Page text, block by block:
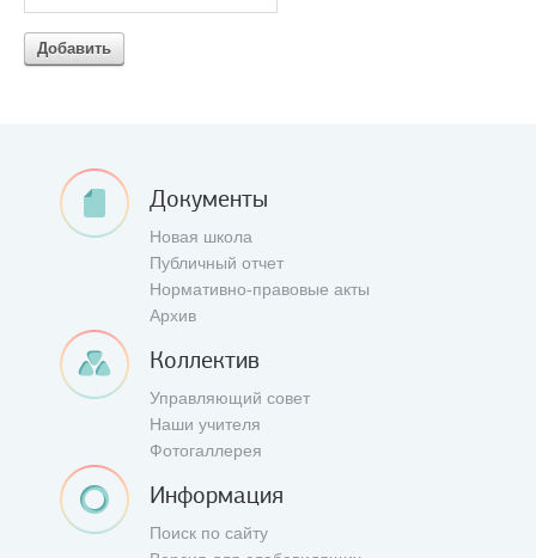
Добавить
Документы
Новая школа
Публичный отчет
Нормативно-правовые акты
Архив
Коллектив
Управляющий совет
Наши учителя
Фотогаллерея
Информация
Поиск по сайту